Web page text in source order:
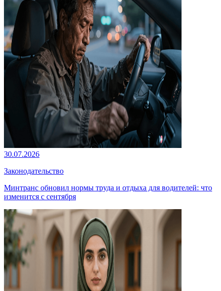
30.07.2026
Законодательство
Минтранс обновил нормы труда и отдыха для водителей: что
изменится с сентября